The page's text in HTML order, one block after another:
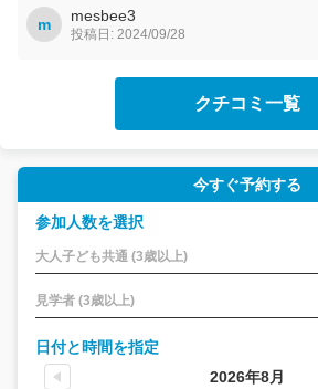
m mesbee3
投稿日: 2024/09/28
クチコミ一覧
今すぐ予約する
参加人数を選択
大人子ども共通 (3歳以上)
見学者 (3歳以上)
日付と時間を指定
2026年8月